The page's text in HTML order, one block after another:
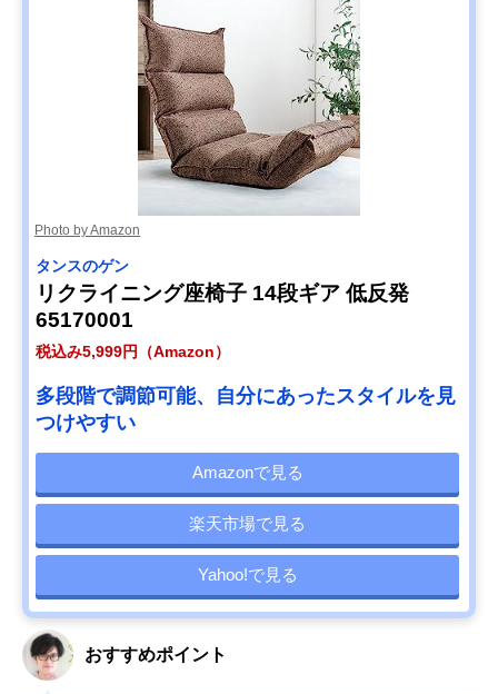
Photo by Amazon
タンスのゲン
リクライニング座椅子 14段ギア 低反発
65170001
税込み5,999円（Amazon）
多段階で調節可能、自分にあったスタイルを見
つけやすい
Amazonで見る
楽天市場で見る
Yahoo!で見る
おすすめポイント